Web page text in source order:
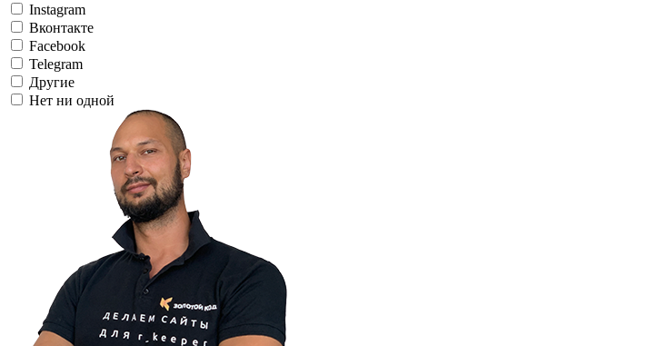
Instagram
Вконтакте
Facebook
Telegram
Другие
Нет ни одной